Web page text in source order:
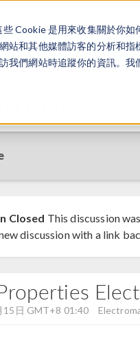
Cookie 是用來收集關於你
站和其他媒體訪客的分析和
我們網站時追蹤你的資訊。
Closed This discussion
discussion with a link
日 GMT+8 01:40